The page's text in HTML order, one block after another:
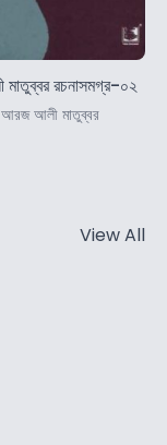
রচনাসমগ্র-০২
আলী মাতুব্বর
View All